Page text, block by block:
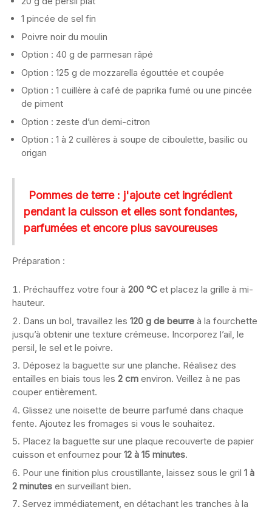
1 pincée de sel fin
Poivre noir du moulin
Option : 40 g de parmesan râpé
Option : 125 g de mozzarella égouttée et coupée
Option : 1 cuillère à café de paprika fumé ou une pincée
de piment
Option : zeste d’un demi-citron
Option : 1 à 2 cuillères à soupe de ciboulette, basilic ou
origan
Pommes de terre : j'ajoute cet ingrédient
pendant la cuisson et elles sont fondantes,
parfumées et encore plus savoureuses
Préparation :
Préchauffez votre four à 200 °C et placez la grille à mi-
hauteur.
Dans un bol, travaillez les 120 g de beurre à la fourchette
jusqu’à obtenir une texture crémeuse. Incorporez l’ail, le
persil, le sel et le poivre.
Déposez la baguette sur une planche. Réalisez des
entailles en biais tous les 2 cm environ. Veillez à ne pas
couper entièrement.
Glissez une noisette de beurre parfumé dans chaque
fente. Ajoutez les fromages si vous le souhaitez.
Placez la baguette sur une plaque recouverte de papier
cuisson et enfournez pour 12 à 15 minutes.
Pour une finition plus croustillante, laissez sous le gril 1 à
2 minutes en surveillant bien.
Servez immédiatement, en détachant les tranches à la